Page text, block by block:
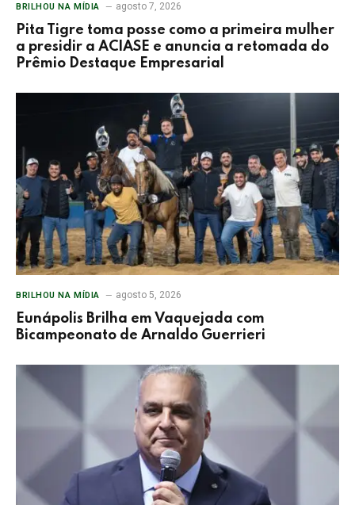
BRILHOU NA MÍDIA agosto 7, 2026
Pita Tigre toma posse como a primeira mulher
a presidir a ACIASE e anuncia a retomada do
Prêmio Destaque Empresarial
BRILHOU NA MÍDIA agosto 5, 2026
Eunápolis Brilha em Vaquejada com
Bicampeonato de Arnaldo Guerrieri